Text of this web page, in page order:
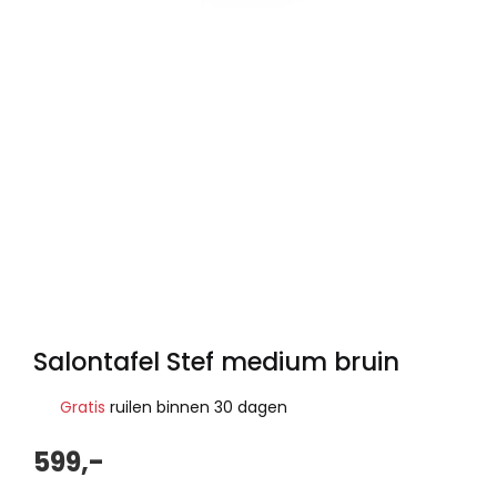
Salontafel Stef medium bruin
Gratis ruilen binnen 30 dagen
599,-